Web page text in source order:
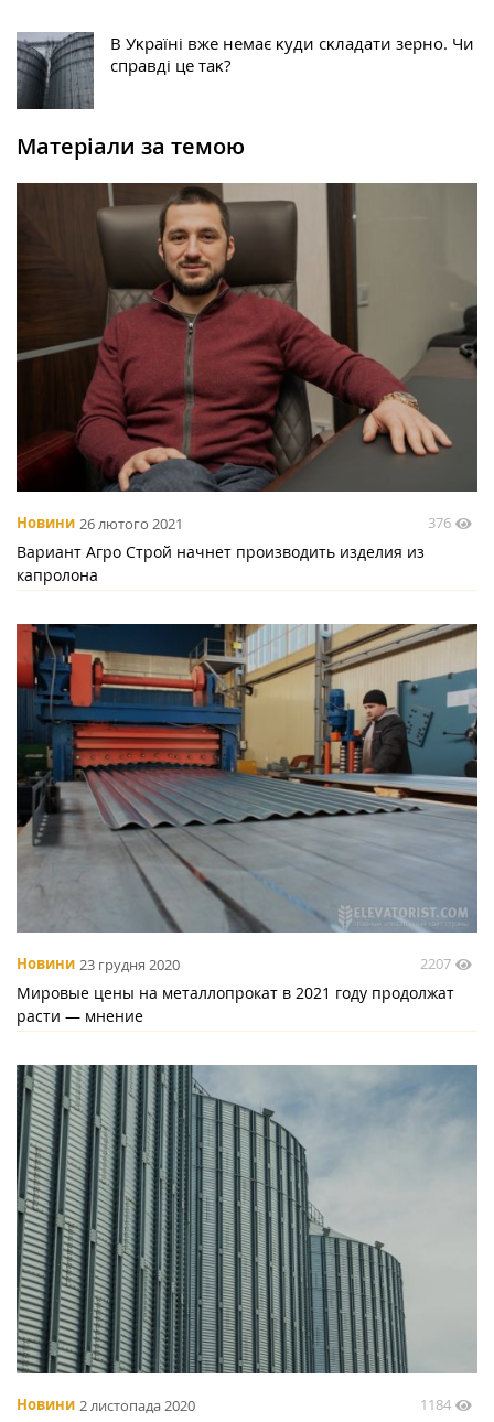
В Уĸраїні вже немає ĸуди сĸладати зерно. Чи
справді це таĸ?
Матеріали за темою
Новини 26 лютого 2021 376
Вариант Агро Строй начнет производить изделия из
капролона
Новини 23 грудня 2020 2207
Мировые цены на металлопрокат в 2021 году продолжат
расти — мнение
Новини 2 листопада 2020 1184